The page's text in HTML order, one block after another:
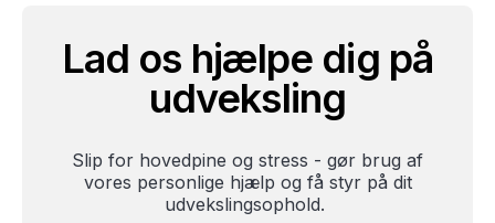
Lad os hjælpe dig på
udveksling
Slip for hovedpine og stress - gør brug af
vores personlige hjælp og få styr på dit
udvekslingsophold.